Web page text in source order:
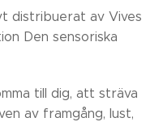
distribuerat av Vives
Den sensoriska
till dig, att sträva
av framgång, lust,